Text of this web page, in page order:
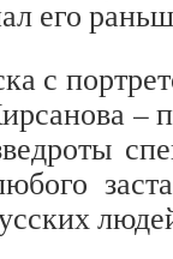
его
с
–